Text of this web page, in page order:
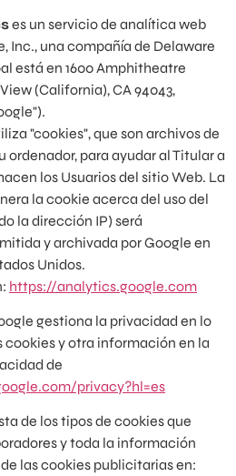
es un servicio de analítica web
Inc., una compañía de Delaware
está en 1600 Amphitheatre
(California), CA 94043,
"cookies", que son archivos de
para ayudar al Titular a
los Usuarios del sitio Web. La
la cookie acerca del uso del
la dirección IP) será
y archivada por Google en
Unidos.
https://analytics.google.com
gestiona la privacidad en lo
cookies y otra información en la
de
privacy?hl=es
de los tipos de cookies que
y toda la información
las cookies publicitarias en: